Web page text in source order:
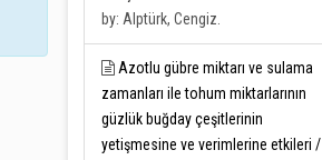
by: Alptürk, Cengiz.
Azotlu gübre miktarı ve sulama
zamanları ile tohum miktarlarının
güzlük buğday çeşitlerinin
yetişmesine ve verimlerine etkileri /